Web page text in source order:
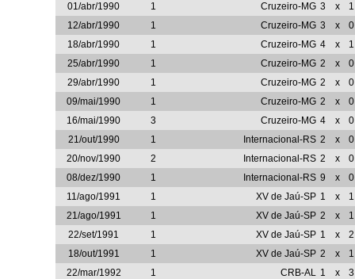
01/abr/1990
1 Cruzeiro-MG 3 x
1
12/abr/1990
1 Cruzeiro-MG 3 x
0
18/abr/1990
1 Cruzeiro-MG 4 x
1
25/abr/1990
1 Cruzeiro-MG 2 x
0
29/abr/1990
1 Cruzeiro-MG 2 x
0
09/mai/1990
1 Cruzeiro-MG 2 x
0
16/mai/1990
3 Cruzeiro-MG 4 x
0
21/out/1990
1 Internacional-RS 2 x
0
20/nov/1990
2 Internacional-RS 2 x
0
08/dez/1990
1 Internacional-RS 9 x
0
11/ago/1991
1 XV de Jaú-SP 1 x
1
21/ago/1991
1 XV de Jaú-SP 2 x
1
22/set/1991
1 XV de Jaú-SP 1 x
2
18/out/1991
1 XV de Jaú-SP 2 x
1
22/mar/1992
1 CRB-AL 1 x
3